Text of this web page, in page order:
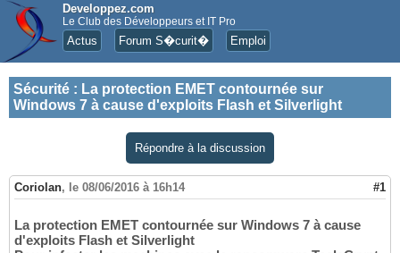
Developpez.com
Le Club des Développeurs et IT Pro
Actus Forum S�curit� Emploi
Sécurité : La protection EMET contournée sur
Windows 7 à cause d'exploits Flash et Silverlight
Répondre à la discussion
Coriolan, le 08/06/2016 à 16h14 #1
La protection EMET contournée sur Windows 7 à cause
d'exploits Flash et Silverlight